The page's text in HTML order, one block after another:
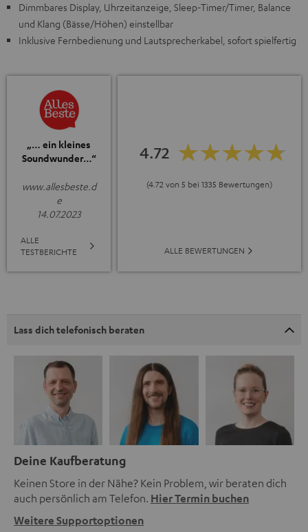
Dimmbares Display, Uhrzeitanzeige, Sleep-Timer/Timer, Balance
und Klang (Bässe/Höhen) einstellbar
Inklusive Fernbedienung und Lautsprecherkabel, sofort spielfertig
„… ein kleines
Soundwunder…“
www.allesbeste.d
e
14.07.2023
ALLE
TESTBERICHTE
4.72
(4.72 von 5 bei 1335 Bewertungen)
ALLE BEWERTUNGEN
Lass dich telefonisch beraten
Deine Kaufberatung
Keinen Store in der Nähe? Kein Problem, wir beraten dich
auch persönlich am Telefon. Hier Termin buchen
Weitere Supportoptionen